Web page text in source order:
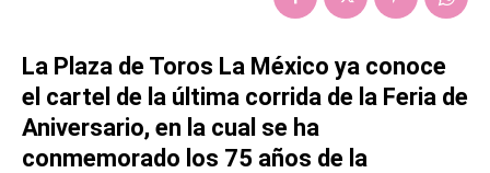
La Plaza de Toros La México ya conoce
el cartel de la última corrida de la Feria de
Aniversario, en la cual se ha
conmemorado los 75 años de la